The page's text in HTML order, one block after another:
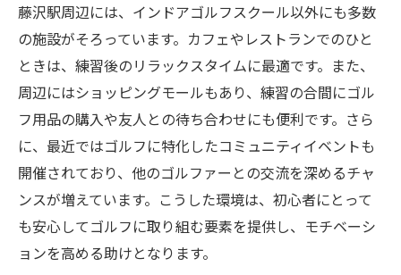
初心者がステップアップするためのサポー
ト体制
藤沢駅近くの24時間営業インドアゴルフスクー
ルウテミルで時間を有効活用
自己管理とゴルフ練習の両立法
多忙な日々の中での練習の取り入れ方
時間効率を高めるための練習ツール紹介
藤沢駅周辺での優先順位の付け方
仕事と家庭を両立するためのスケジュール
藤沢駅周辺には、インドアゴルフスクール以外にも多数
の施設がそろっています。カフェやレストランでのひと
ときは、練習後のリラックスタイムに最適です。また、
周辺にはショッピングモールもあり、練習の合間にゴル
フ用品の購入や友人との待ち合わせにも便利です。さら
に、最近ではゴルフに特化したコミュニティイベントも
開催されており、他のゴルファーとの交流を深めるチャ
ンスが増えています。こうした環境は、初心者にとって
も安心してゴルフに取り組む要素を提供し、モチベーシ
ョンを高める助けとなります。